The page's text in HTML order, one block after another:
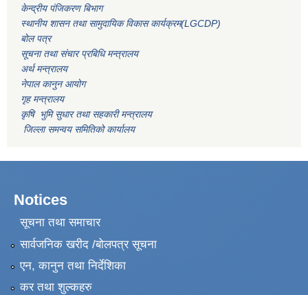
केन्द्रीय पंजिकरण बिभाग
स्थानीय शासन तथा सामुदायिक विकास कार्यक्रम(LGCDP)
बोल पत्र
सूचना तथा संचार प्रबिधि मन्त्रालय
अर्थ मन्त्रालय
नेपाल कानुन आयोग
गृह मन्त्रालय
कृषि भुमि सुधार तथा सहकारी मन्त्रालय
जिल्ला समन्वय समितिको कार्यालय
Notices
सूचना तथा समाचार
सार्वजनिक खरीद /बोलपत्र सूचना
एन, कानुन तथा निर्देशिका
कर तथा शुल्कहरु